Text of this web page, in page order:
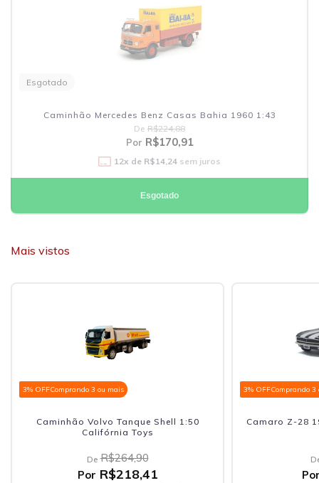
Esgotado
Caminhão Mercedes Benz Casas Bahia 1960 1:43
De R$224,88
Por R$170,91
12x de R$14,24 sem juros
Esgotado
Mais vistos
3% OFFComprando 3 ou mais
Caminhão Volvo Tanque Shell 1:50
Califórnia Toys
De R$264,90
Por R$218,41
3% OFFComprando 3
Camaro Z-28